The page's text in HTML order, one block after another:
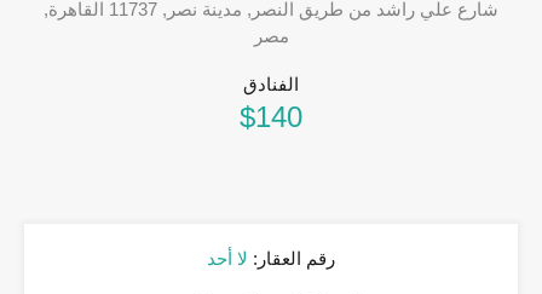
شارع علي راشد من طريق النصر, مدينة نصر, 11737 القاهرة,
مصر
الفنادق
$140
رقم العقار: لا أحد